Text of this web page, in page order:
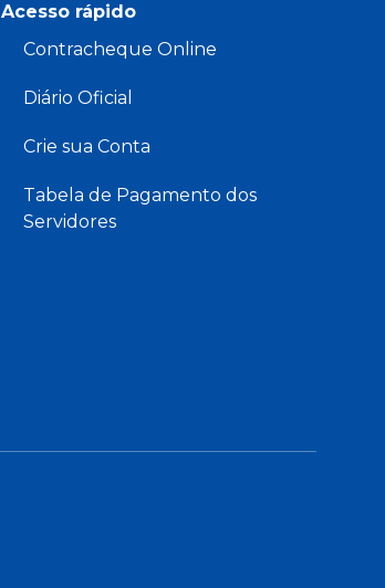
Acesso rápido
Contracheque Online
Diário Oficial
Crie sua Conta
Tabela de Pagamento dos
Servidores